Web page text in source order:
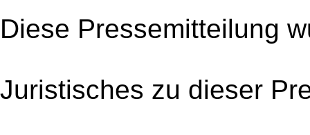
Diese Pressemitteilung
Juristisches zu dieser